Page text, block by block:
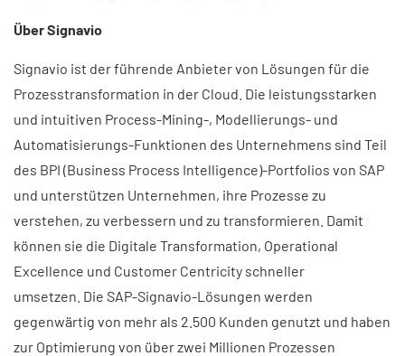
Über Signavio
Signavio ist der führende Anbieter von Lösungen für die
Prozesstransformation in der Cloud. Die leistungsstarken
und intuitiven Process-Mining-, Modellierungs- und
Automatisierungs-Funktionen des Unternehmens sind Teil
des BPI (Business Process Intelligence)-Portfolios von SAP
und unterstützen Unternehmen, ihre Prozesse zu
verstehen, zu verbessern und zu transformieren. Damit
können sie die Digitale Transformation, Operational
Excellence und Customer Centricity schneller
umsetzen. Die SAP-Signavio-Lösungen werden
gegenwärtig von mehr als 2.500 Kunden genutzt und haben
zur Optimierung von über zwei Millionen Prozessen